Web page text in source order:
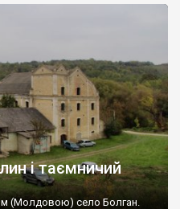
і таємничий
(Молдовою) село Болган.